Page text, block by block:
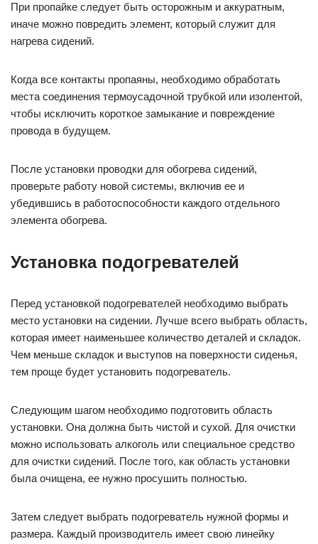
При пропайке следует быть осторожным и аккуратным,
иначе можно повредить элемент, который служит для
нагрева сидений.
Когда все контакты пропаяны, необходимо обработать
места соединения термоусадочной трубкой или изолентой,
чтобы исключить короткое замыкание и повреждение
провода в будущем.
После установки проводки для обогрева сидений,
проверьте работу новой системы, включив ее и
убедившись в работоспособности каждого отдельного
элемента обогрева.
Установка подогревателей
Перед установкой подогревателей необходимо выбрать
место установки на сидении. Лучше всего выбрать область,
которая имеет наименьшее количество деталей и складок.
Чем меньше складок и выступов на поверхности сиденья,
тем проще будет установить подогреватель.
Следующим шагом необходимо подготовить область
установки. Она должна быть чистой и сухой. Для очистки
можно использовать алкоголь или специальное средство
для очистки сидений. После того, как область установки
была очищена, ее нужно просушить полностью.
Затем следует выбрать подогреватель нужной формы и
размера. Каждый производитель имеет свою линейку